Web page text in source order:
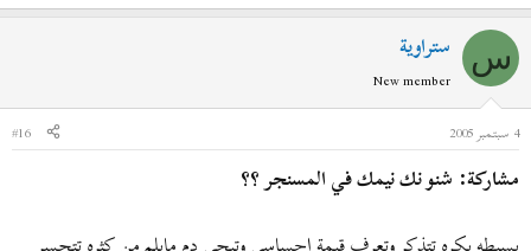
س ستراوية
New member
4 سبتمبر 2005
#16
مشاركة: شنو نك نيمك في المسنجر ؟؟